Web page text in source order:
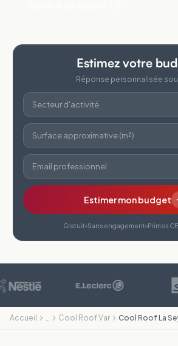
Estimez votre
Réponse personnalisée
Secteur d'activité
Surface approximative (m²)
Email professionnel
Estimer mon budget
Gratuit Sans engagement Primes
Accueil … Cool Roof Var Cool Roof La